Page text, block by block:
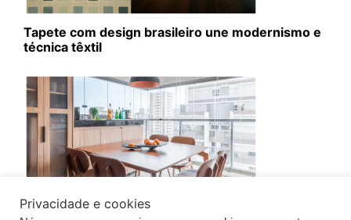
Tapete com design brasileiro une modernismo e
técnica têxtil
Privacidade e cookies